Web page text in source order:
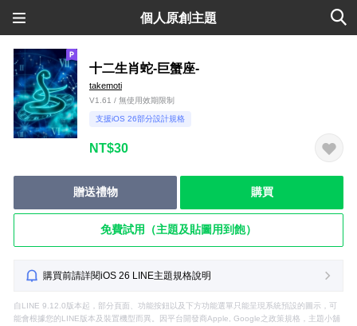
個人原創主題
十二生肖蛇-巨蟹座-
takemoti
V1.61 / 無使用效期限制
支援iOS 26部分設計規格
NT$30
贈送禮物 購買
免費試用（主題及貼圖用到飽）
購買前請詳閱iOS 26 LINE主題規格說明
自LINE 9.12.0版本起，部分頁面、功能按鈕以及下方功能選單只能呈現系統預設的圖示，可
能會根據您的LINE版本及裝置機型而異。因平台開發商Apple, Google之政策規格，主題小舖